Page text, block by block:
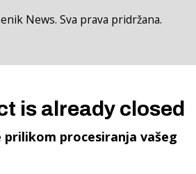
News. Sva prava pridržana.
is already closed
prilikom procesiranja vašeg